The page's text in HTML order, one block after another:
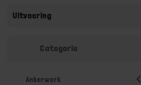
Uitvoering
Categorie
Ankerwerk